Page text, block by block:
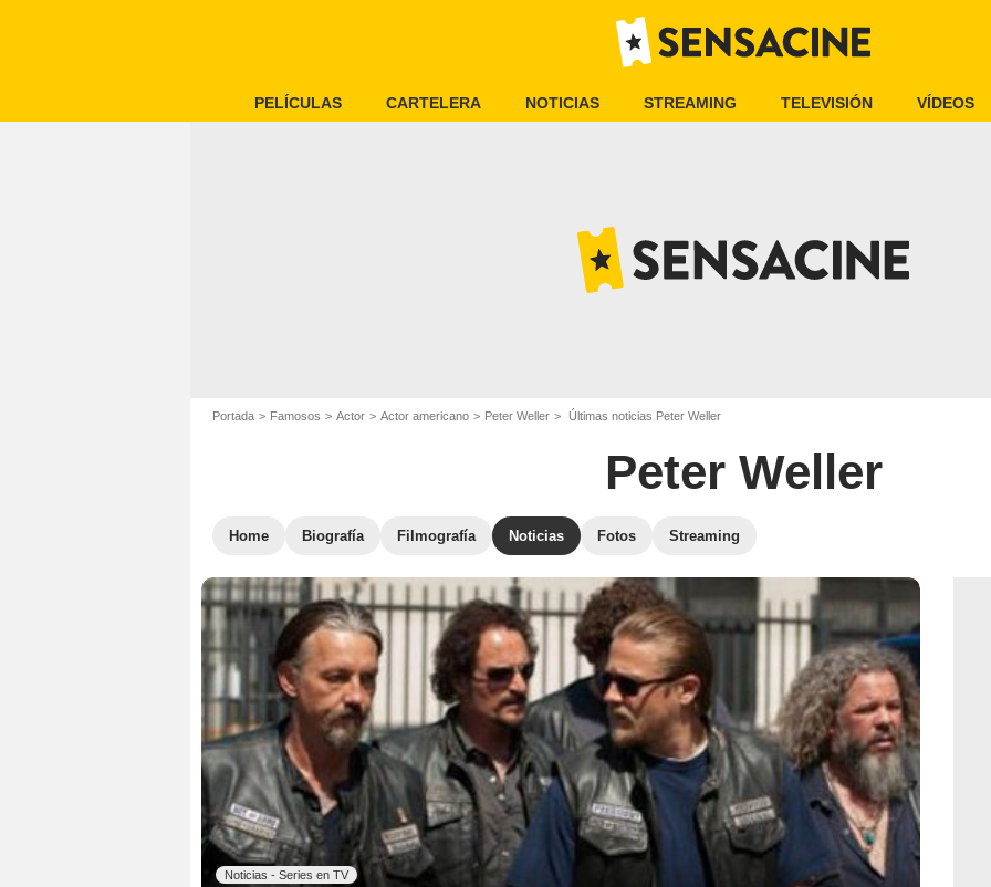
PELÍCULAS CARTELERA NOTICIAS STREAMING TELEVISIÓN VÍDEOS
Portada Famosos Actor Actor americano Peter Weller Últimas noticias Peter Weller
Peter Weller
Home Biografía Filmografía Noticias Fotos Streaming
Noticias - Series en TV